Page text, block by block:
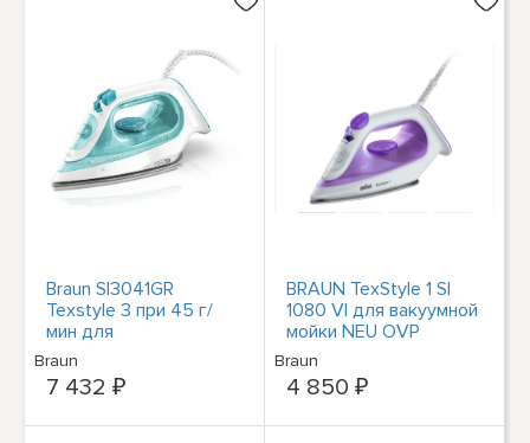
Braun SI3041GR
Texstyle 3 при 45 г/
мин для
приготовления
десертов по-турецки,
Weiß
Braun
7 432 ₽
BRAUN TexStyle 1 SI
1080 VI для вакуумной
мойки NEU OVP
Braun
4 850 ₽